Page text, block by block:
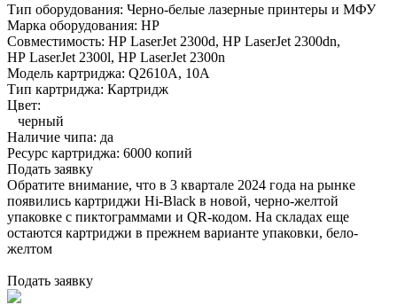
Тип оборудования: Черно-белые лазерные принтеры и МФУ
Марка оборудования: HP
Совместимость: HP LaserJet 2300d, HP LaserJet 2300dn,
HP LaserJet 2300l, HP LaserJet 2300n
Модель картриджа: Q2610A, 10A
Тип картриджа: Картридж
Цвет:
черный
Наличие чипа: да
Ресурс картриджа: 6000 копий
Подать заявку
Обратите внимание, что в 3 квартале 2024 года на рынке
появились картриджи Hi-Black в новой, черно-желтой
упаковке с пиктограммами и QR-кодом. На складах еще
остаются картриджи в прежнем варианте упаковки, бело-
желтом
Подать заявку